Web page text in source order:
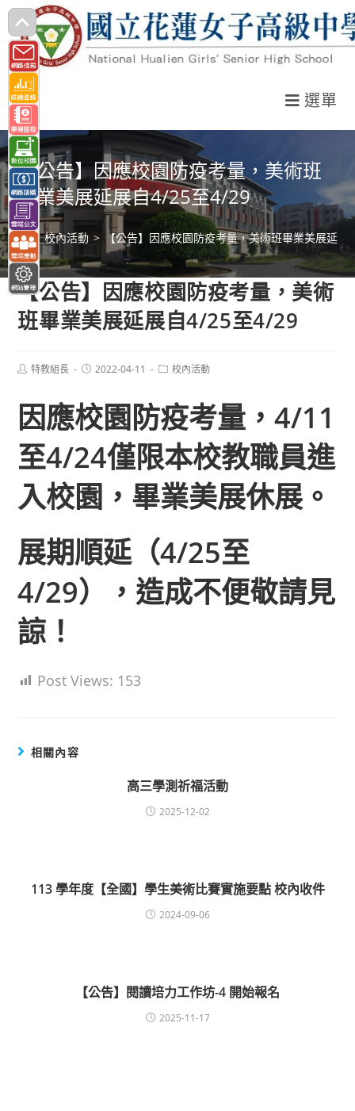
跳
轉
至
主
要
內
容
選單
【公告】因應校園防疫考量，美術班
畢業美展延展自4/25至4/29
> 校內活動 > 【公告】因應校園防疫考量，美術班畢業美展延
【公告】因應校園防疫考量，美術
班畢業美展延展自4/25至4/29
Post特教組長
Post2022-04-11
Post校內活動
因應校園防疫考量，4/11
至4/24僅限本校教職員進
入校園，畢業美展休展。
展期順延（4/25至
4/29），造成不便敬請見
諒！
Post Views: 153
相關內容
高三學測祈福活動
2025-12-02
113 學年度【全國】學生美術比賽實施要點 校內收件
2024-09-06
【公告】閱讀培力工作坊-4 開始報名
2025-11-17